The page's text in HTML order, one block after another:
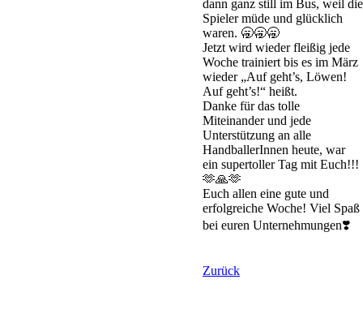
dann ganz still im Bus, weil die
Spieler müde und glücklich
waren. 🥱🥱🥱
Jetzt wird wieder fleißig jede
Woche trainiert bis es im März
wieder „Auf geht’s, Löwen!
Auf geht’s!“ heißt.
Danke für das tolle
Miteinander und jede
Unterstützung an alle
HandballerInnen heute, war
ein supertoller Tag mit Euch!!!
🫶🙏🫶
Euch allen eine gute und
erfolgreiche Woche! Viel Spaß
bei euren Unternehmungen❣️
Zurück